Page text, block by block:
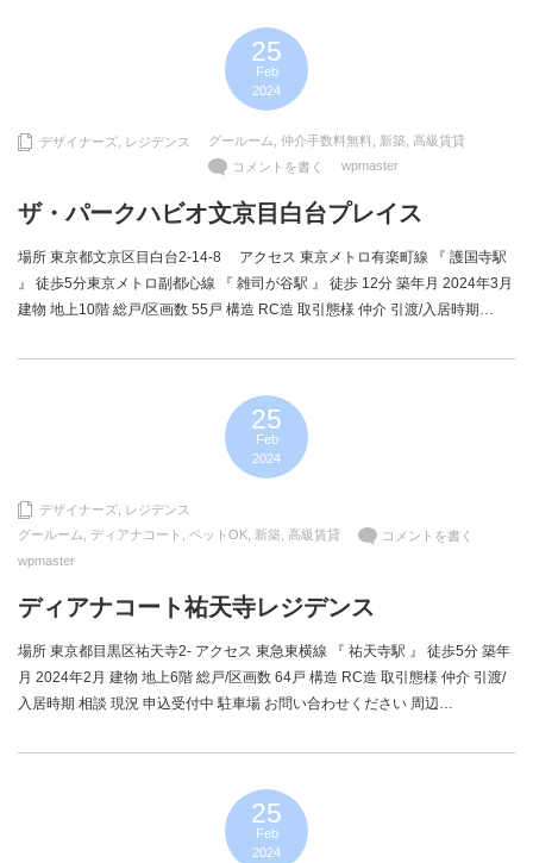
25
Feb
2024
デザイナーズ レジデンス グールーム 仲介手数料無料 新築 高級賃貸
コメントを書く
wpmaster
ザ・パークハビオ文京目白台プレイス
場所 東京都文京区目白台2-14-8 アクセス 東京メトロ有楽町線 『 護国寺駅
』 徒歩5分東京メトロ副都心線 『 雑司が谷駅 』 徒歩 12分 築年月 2024年3月
建物 地上10階 総戸/区画数 55戸 構造 RC造 取引態様 仲介 引渡/入居時期…
25
Feb
2024
デザイナーズ レジデンス
グールーム
ディアナコート ペットOK 新築 高級賃貸
コメントを書く
wpmaster
ディアナコート祐天寺レジデンス
場所 東京都目黒区祐天寺2- アクセス 東急東横線 『 祐天寺駅 』 徒歩5分 築年
月 2024年2月 建物 地上6階 総戸/区画数 64戸 構造 RC造 取引態様 仲介 引渡/
入居時期 相談 現況 申込受付中 駐車場 お問い合わせください 周辺…
25
Feb
2024